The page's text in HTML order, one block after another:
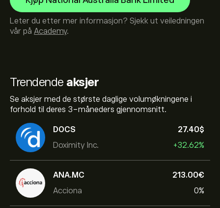
Trendende aksjer
Se aksjer med de største daglige volumøkningene i
forhold til deres 3-måneders gjennomsnitt.
DOCS
Doximity Inc.
27.40‎$‎
+32.62%
ANA.MC
Acciona
213.00‎€‎
0%
Leter du etter mer informasjon? Sjekk ut veiledningen
vår på Academy.